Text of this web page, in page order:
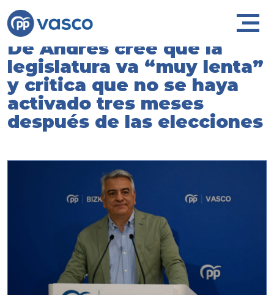
De Andrés cree que la
legislatura va “muy lenta”
y critica que no se haya
activado tres meses
después de las elecciones